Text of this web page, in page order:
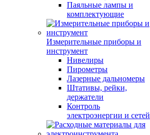
Паяльные лампы и
комплектующие
Измерительные приборы и
инструмент
Нивелиры
Пирометры
Лазерные дальномеры
Штативы, рейки,
держатели
Контроль
электроэнергии и сетей